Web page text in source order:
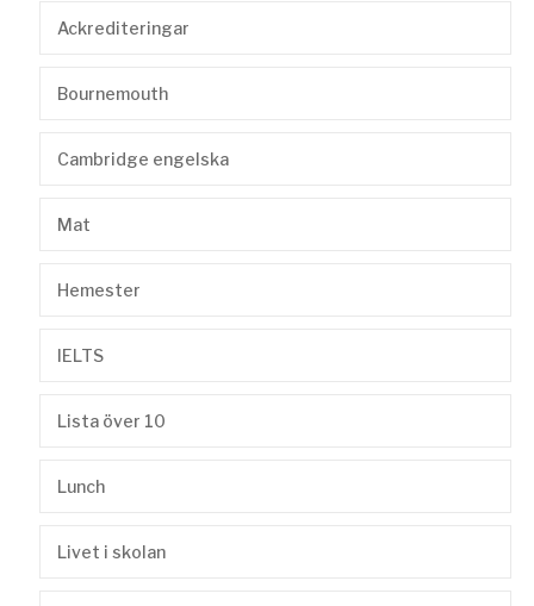
Ackrediteringar
Bournemouth
Cambridge engelska
Mat
Hemester
IELTS
Lista över 10
Lunch
Livet i skolan